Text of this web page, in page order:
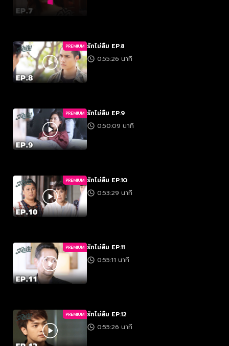
PREMIUM รักไม่ลืม EP.8
0:55:26 นาที
PREMIUM รักไม่ลืม EP.9
0:50:09 นาที
PREMIUM รักไม่ลืม EP.10
0:53:29 นาที
PREMIUM รักไม่ลืม EP.11
0:55:11 นาที
PREMIUM รักไม่ลืม EP.12
0:55:26 นาที